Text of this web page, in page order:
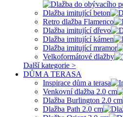
Dlažba imitující beton
Retro dlažba Flamenco
Dlažba imitující dřevo
Dlažba imitující kámen
Dlažba imitující mramor
Velkoformátové dlažby
Další kategorie >
DŮM A TERASA
Inspirace dům a terasa
Venkovní dlažba 2.0 cm
Dlažba Burlington 2.0 cm
Dlažba Path 2.0 cm